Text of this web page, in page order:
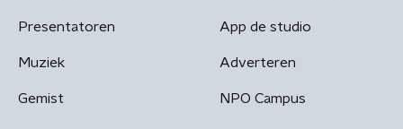
Presentatoren
Muziek
Gemist
App de studio
Adverteren
NPO Campus